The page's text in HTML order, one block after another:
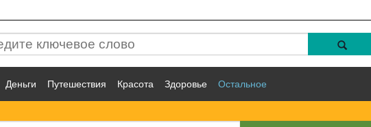
Деньги Путешествия Красота Здоровье Остальное